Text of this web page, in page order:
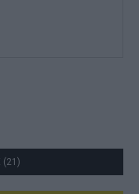
(21)